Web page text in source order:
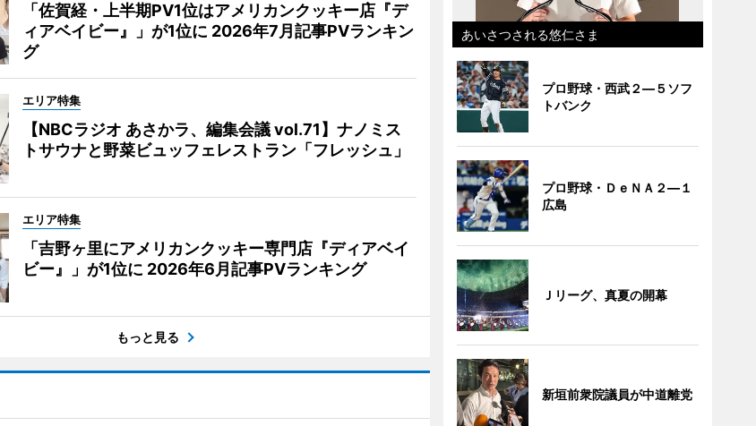
「佐賀経・上半期PV1位はアメリカンクッキー店『デ
ィアベイビー』」が1位に 2026年7月記事PVランキン
グ
エリア特集
【NBCラジオ あさかラ、編集会議 vol.71】ナノミス
トサウナと野菜ビュッフェレストラン「フレッシュ」
エリア特集
「吉野ヶ里にアメリカンクッキー専門店『ディアベイ
ビー』」が1位に 2026年6月記事PVランキング
もっと見る
あいさつされる悠仁さま
プロ野球・西武２―５ソフ
トバンク
プロ野球・ＤｅＮＡ２―１
広島
Ｊリーグ、真夏の開幕
新垣前衆院議員が中道離党